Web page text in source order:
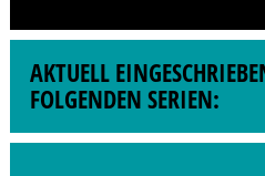
AKTUELL
FOLGENDEN SERIEN: